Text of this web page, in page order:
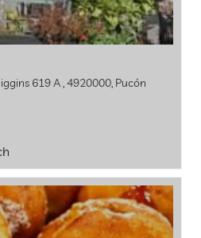
619 A , 4920000, Pucón